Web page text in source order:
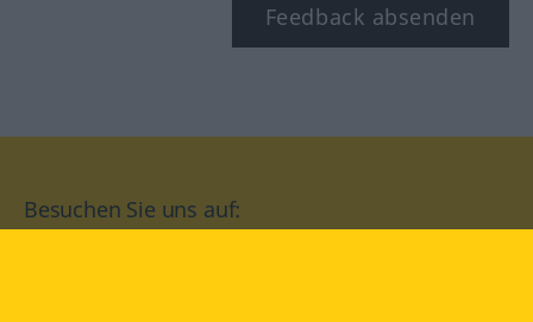
Feedback absenden
Besuchen Sie uns auf: